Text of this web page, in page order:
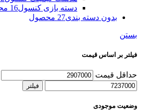
دسته بازی کنسول16 محصول
بدون دسته بندی27 محصول
بستن
فیلتر بر اساس قیمت
حداقل قیمت
فیلتر
وضعیت موجودی